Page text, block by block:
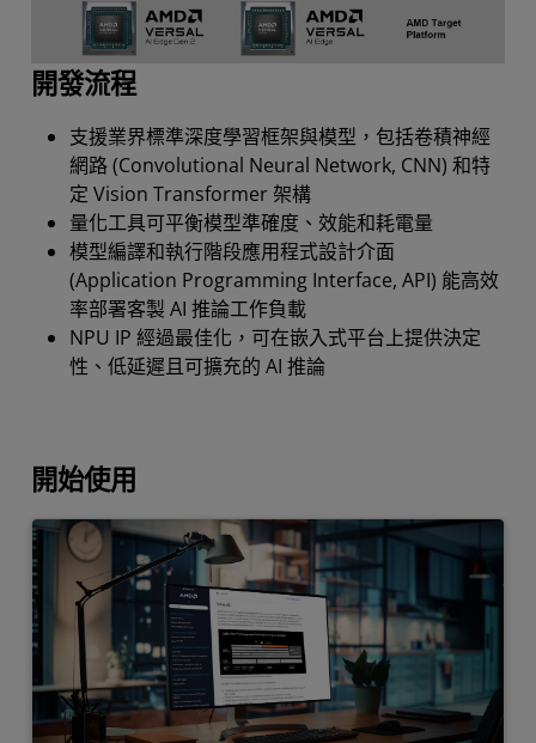
開發流程
支援業界標準深度學習框架與模型，包括卷積神經
網路 (Convolutional Neural Network, CNN) 和特
定 Vision Transformer 架構
量化工具可平衡模型準確度、效能和耗電量
模型編譯和執行階段應用程式設計介面
(Application Programming Interface, API) 能高效
率部署客製 AI 推論工作負載
NPU IP 經過最佳化，可在嵌入式平台上提供決定
性、低延遲且可擴充的 AI 推論
開始使用